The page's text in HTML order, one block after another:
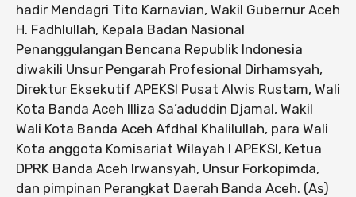
hadir Mendagri Tito Karnavian, Wakil Gubernur Aceh
H. Fadhlullah, Kepala Badan Nasional
Penanggulangan Bencana Republik Indonesia
diwakili Unsur Pengarah Profesional Dirhamsyah,
Direktur Eksekutif APEKSI Pusat Alwis Rustam, Wali
Kota Banda Aceh Illiza Sa’aduddin Djamal, Wakil
Wali Kota Banda Aceh Afdhal Khalilullah, para Wali
Kota anggota Komisariat Wilayah I APEKSI, Ketua
DPRK Banda Aceh Irwansyah, Unsur Forkopimda,
dan pimpinan Perangkat Daerah Banda Aceh. (As)